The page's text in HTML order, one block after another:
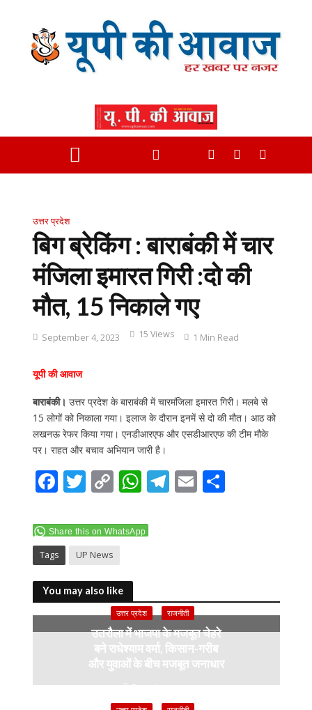
उत्तर प्रदेश
बिग ब्रेकिंग : बाराबंकी में चार
मंजिला इमारत गिरी :दो की
मौत, 15 निकाले गए
September 4, 2023 15 Views 1 Min Read
यूपी की आवाज
बाराबंकी। उत्तर प्रदेश के बाराबंकी में चारमंजिला इमारत गिरी। मलबे से
15 लोगों को निकाला गया। इलाज के दौरान इनमें से दो की मौत। आठ को
लखनऊ रेफर किया गया। एनडीआरएफ और एसडीआरएफ की टीम मौके
पर। राहत और बचाव अभियान जारी है।
F
e
b
o
o
k
T
itt
er
C
p
y
Li
n
k
W
at
p
T E S
Share this on WhatsApp
Tags UP News
You may also like
उत्तर प्रदेश राजनीती
उतरौला में भाजपा के मजबूत चेहरे
बने राधेश्याम वर्मा, किसान-गरीब
और युवाओं के बीच मजबूत जनाधार
3 weeks ago